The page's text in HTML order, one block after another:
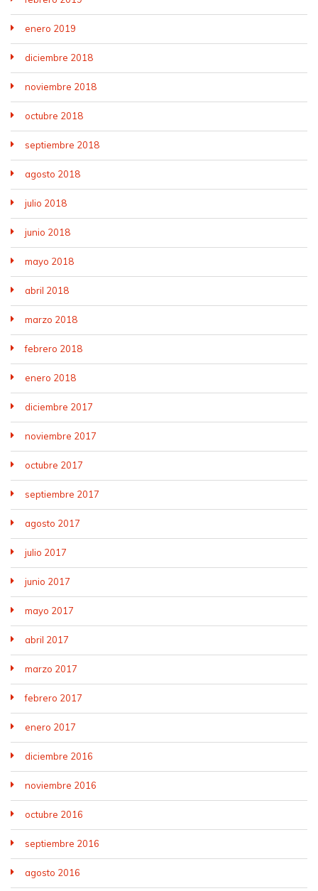
enero 2019
diciembre 2018
noviembre 2018
octubre 2018
septiembre 2018
agosto 2018
julio 2018
junio 2018
mayo 2018
abril 2018
marzo 2018
febrero 2018
enero 2018
diciembre 2017
noviembre 2017
octubre 2017
septiembre 2017
agosto 2017
julio 2017
junio 2017
mayo 2017
abril 2017
marzo 2017
febrero 2017
enero 2017
diciembre 2016
noviembre 2016
octubre 2016
septiembre 2016
agosto 2016